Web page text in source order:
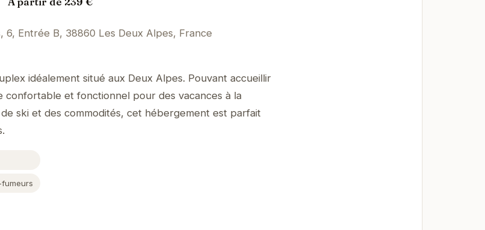
6, Entrée B, 38860 Les Deux Alpes, France
idéalement situé aux Deux Alpes. Pouvant accueillir
confortable et fonctionnel pour des vacances à la
ski et des commodités, cet hébergement est parfait